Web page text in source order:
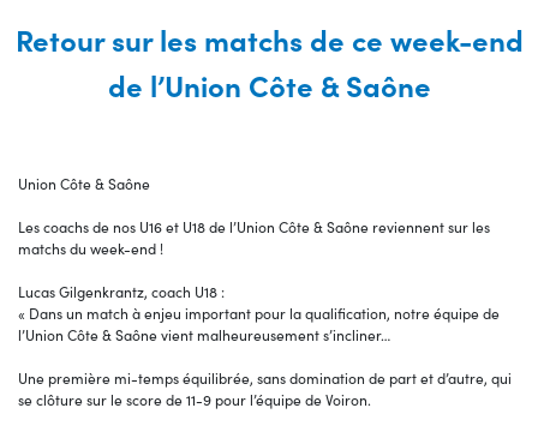
Retour sur les matchs de ce week-end
de l’Union Côte & Saône
Union Côte & Saône
Les coachs de nos U16 et U18 de l’Union Côte & Saône reviennent sur les
matchs du week-end !
Lucas Gilgenkrantz, coach U18 :
« Dans un match à enjeu important pour la qualification, notre équipe de
l’Union Côte & Saône vient malheureusement s’incliner…
Une première mi-temps équilibrée, sans domination de part et d’autre, qui
se clôture sur le score de 11-9 pour l’équipe de Voiron.